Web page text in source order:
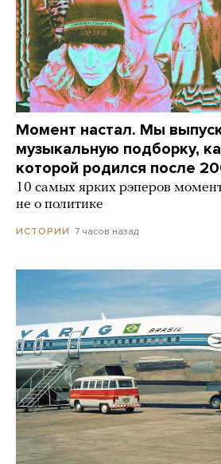
Момент настал. Мы
музыкальную подборку,
которой родился после
10 самых ярких рэперов
не о политике
ИСТОРИИ 7 часов назад